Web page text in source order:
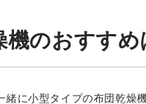
機のおすす
に小型タイプの布団乾燥